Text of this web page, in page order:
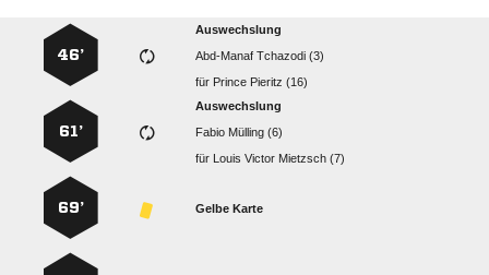
Auswechslung
  
für   
46’
Auswechslung
  
für    
61’
Gelbe Karte
69’